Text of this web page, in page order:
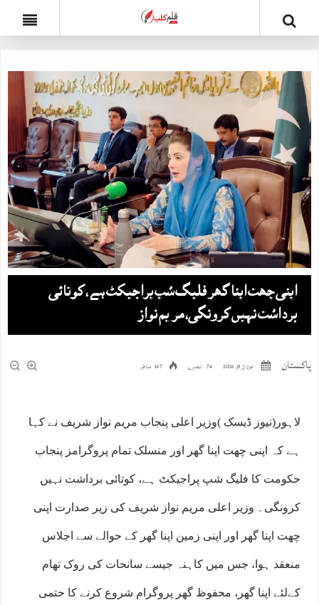
اپنی چھت اپنا گھر فلیگ شپ پراجیکٹ ہے، کوتائی
برداشت نہیں کرونگی، مریم نواز
پاکستان جولائ 8, 2026 74 تبصرے 167 مناظر
لاہور(نیوز ڈیسک )وزیر اعلی پنجاب مریم نواز شریف نے کہا
ہے کہ اپنی چھت اپنا گھر اور منسلک تمام پروگرامز پنجاب
حکومت کا فلیگ شپ پراجیکٹ ہے، کوتائی برداشت نہیں
کرونگی۔ وزیر اعلی مریم نواز شریف کی زیر صدارت اپنی
چھت اپنا گھر اور اپنی زمین اپنا گھر کے حوالے سے اجلاس
منعقد ہوا، جس میں کاہنہ جیسے سانحات کی روک تھام
کےلئے اپنا گھر، محفوظ گھر پروگرام شروع کرنے کا حتمی